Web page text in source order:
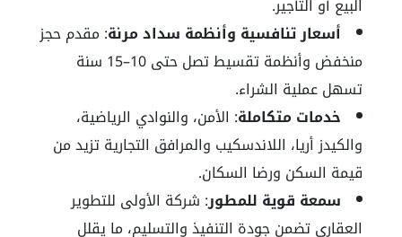
أسعار تنافسية وأنظمة سداد مرنة: مقدم حجز
منخفض وأنظمة تقسيط تصل حتى 10–15 سنة
تسهل عملية الشراء.
خدمات متكاملة: الأمن، والنوادي الرياضية،
والكيدز أريا، اللاندسكيب والمرافق التجارية تزيد من
قيمة السكن ورضا السكان.
سمعة قوية للمطور: شركة الأولى للتطوير
العقاري تضمن جودة التنفيذ والتسليم، ما يقلل